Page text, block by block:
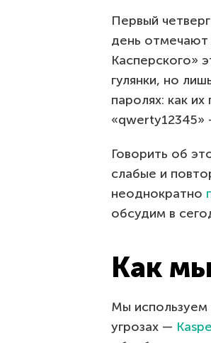
Первый
день отмечают
Касперского»
гулянки, но
паролях: как
«qwerty12345»
Говорить об
слабые и
неоднократно
обсудим в
Как
Мы используем
угрозах —